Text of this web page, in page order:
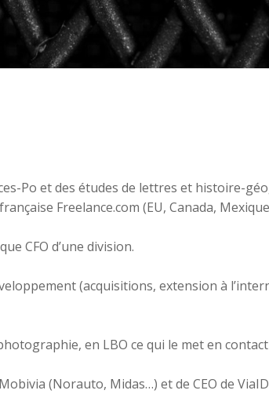
Po et des études de lettres et histoire-
Freelance.com (EU, Canada,
CFO d’une division.
(acquisitions, extension à
en LBO ce qui le met en
(Norauto, Midas…) et de CEO de